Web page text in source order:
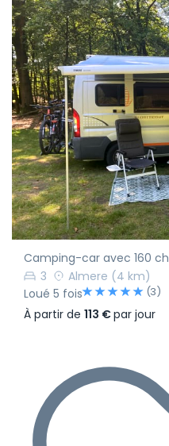
Camping-car avec 160 ch
3
Almere (4 km)
Loué 5 fois
(3)
À partir de 113 €par jour